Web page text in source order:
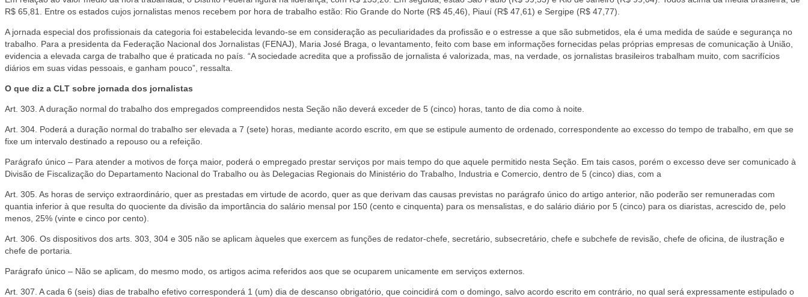
R$ 65,81. Entre os estados cujos jornalistas menos recebem por hora de trabalho estão: Rio Grande do Norte (R$ 45,46), Piauí (R$ 47,61) e Sergipe (R$ 47,77).
A jornada especial dos profissionais da categoria foi estabelecida levando-se em consideração as peculiaridades da profissão e o estresse a que são submetidos, ela é uma medida de saúde e segurança no
trabalho. Para a presidenta da Federação Nacional dos Jornalistas (FENAJ), Maria José Braga, o levantamento, feito com base em informações fornecidas pelas próprias empresas de comunicação à União,
evidencia a elevada carga de trabalho que é praticada no país. “A sociedade acredita que a profissão de jornalista é valorizada, mas, na verdade, os jornalistas brasileiros trabalham muito, com sacrifícios
diários em suas vidas pessoais, e ganham pouco”, ressalta.
O que diz a CLT sobre jornada dos jornalistas
Art. 303. A duração normal do trabalho dos empregados compreendidos nesta Seção não deverá exceder de 5 (cinco) horas, tanto de dia como à noite.
Art. 304. Poderá a duração normal do trabalho ser elevada a 7 (sete) horas, mediante acordo escrito, em que se estipule aumento de ordenado, correspondente ao excesso do tempo de trabalho, em que se
fixe um intervalo destinado a repouso ou a refeição.
Parágrafo único – Para atender a motivos de força maior, poderá o empregado prestar serviços por mais tempo do que aquele permitido nesta Seção. Em tais casos, porém o excesso deve ser comunicado à
Divisão de Fiscalização do Departamento Nacional do Trabalho ou às Delegacias Regionais do Ministério do Trabalho, Industria e Comercio, dentro de 5 (cinco) dias, com a
Art. 305. As horas de serviço extraordinário, quer as prestadas em virtude de acordo, quer as que derivam das causas previstas no parágrafo único do artigo anterior, não poderão ser remuneradas com
quantia inferior à que resulta do quociente da divisão da importância do salário mensal por 150 (cento e cinquenta) para os mensalistas, e do salário diário por 5 (cinco) para os diaristas, acrescido de, pelo
menos, 25% (vinte e cinco por cento).
Art. 306. Os dispositivos dos arts. 303, 304 e 305 não se aplicam àqueles que exercem as funções de redator-chefe, secretário, subsecretário, chefe e subchefe de revisão, chefe de oficina, de ilustração e
chefe de portaria.
Parágrafo único – Não se aplicam, do mesmo modo, os artigos acima referidos aos que se ocuparem unicamente em serviços externos.
Art. 307. A cada 6 (seis) dias de trabalho efetivo corresponderá 1 (um) dia de descanso obrigatório, que coincidirá com o domingo, salvo acordo escrito em contrário, no qual será expressamente estipulado o